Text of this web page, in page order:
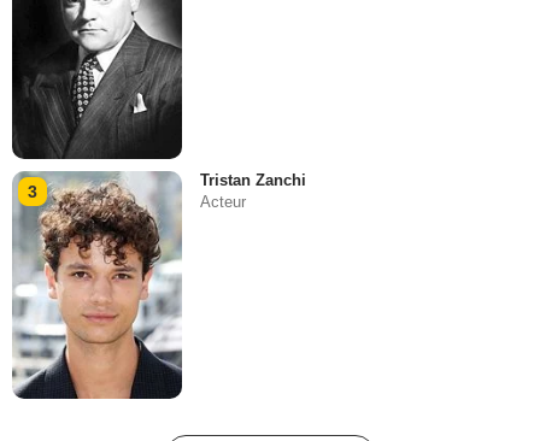
3
Tristan Zanchi
Acteur